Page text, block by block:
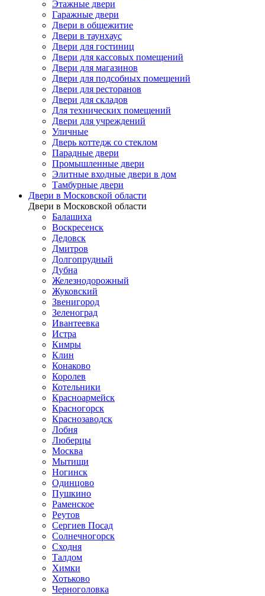
Этажные двери
Гаражные двери
Двери в общежитие
Двери в таунхаус
Двери для гостиниц
Двери для кассовых помещений
Двери для магазинов
Двери для подсобных помещений
Двери для ресторанов
Двери для складов
Для технических помещений
Двери для учреждений
Уличные
Дверь коттедж со стеклом
Парадные двери
Промышленные двери
Элитные входные двери в дом
Тамбурные двери
Двери в Московской области
Двери в Московской области
Балашиха
Воскресенск
Дедовск
Дмитров
Долгопрудный
Дубна
Железнодорожный
Жуковский
Звенигород
Зеленоград
Ивантеевка
Истра
Кимры
Клин
Конаково
Королев
Котельники
Красноармейск
Красногорск
Краснозаводск
Лобня
Люберцы
Москва
Мытищи
Ногинск
Одинцово
Пушкино
Раменское
Реутов
Сергиев Посад
Солнечногорск
Сходня
Талдом
Химки
Хотьково
Черноголовка